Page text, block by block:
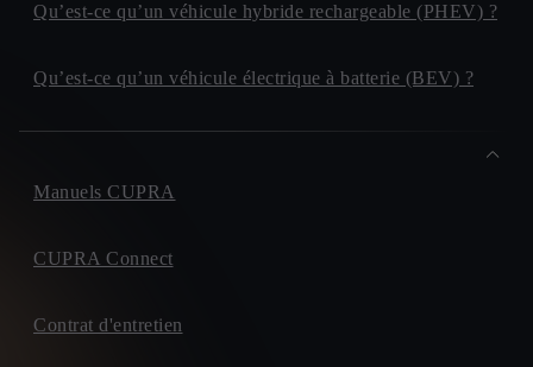
Qu’est-ce qu’un véhicule hybride rechargeable (PHEV) ?
Qu’est-ce qu’un véhicule électrique à batterie (BEV) ?
Manuels CUPRA
CUPRA Connect
Contrat d'entretien